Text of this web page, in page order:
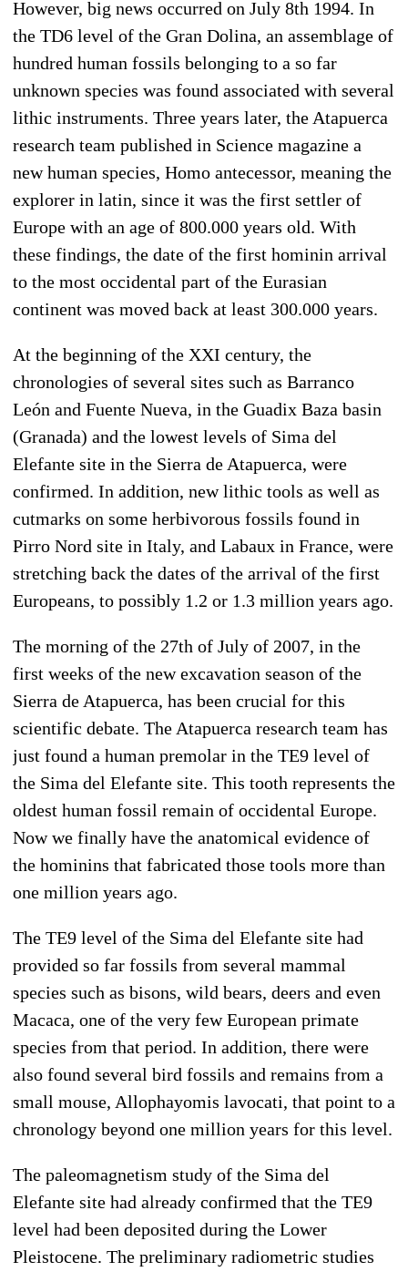
However, big news occurred on July 8th 1994. In
the TD6 level of the Gran Dolina, an assemblage of
hundred human fossils belonging to a so far
unknown species was found associated with several
lithic instruments. Three years later, the Atapuerca
research team published in Science magazine a
new human species, Homo antecessor, meaning the
explorer in latin, since it was the first settler of
Europe with an age of 800.000 years old. With
these findings, the date of the first hominin arrival
to the most occidental part of the Eurasian
continent was moved back at least 300.000 years.
At the beginning of the XXI century, the
chronologies of several sites such as Barranco
León and Fuente Nueva, in the Guadix Baza basin
(Granada) and the lowest levels of Sima del
Elefante site in the Sierra de Atapuerca, were
confirmed. In addition, new lithic tools as well as
cutmarks on some herbivorous fossils found in
Pirro Nord site in Italy, and Labaux in France, were
stretching back the dates of the arrival of the first
Europeans, to possibly 1.2 or 1.3 million years ago.
The morning of the 27th of July of 2007, in the
first weeks of the new excavation season of the
Sierra de Atapuerca, has been crucial for this
scientific debate. The Atapuerca research team has
just found a human premolar in the TE9 level of
the Sima del Elefante site. This tooth represents the
oldest human fossil remain of occidental Europe.
Now we finally have the anatomical evidence of
the hominins that fabricated those tools more than
one million years ago.
The TE9 level of the Sima del Elefante site had
provided so far fossils from several mammal
species such as bisons, wild bears, deers and even
Macaca, one of the very few European primate
species from that period. In addition, there were
also found several bird fossils and remains from a
small mouse, Allophayomis lavocati, that point to a
chronology beyond one million years for this level.
The paleomagnetism study of the Sima del
Elefante site had already confirmed that the TE9
level had been deposited during the Lower
Pleistocene. The preliminary radiometric studies